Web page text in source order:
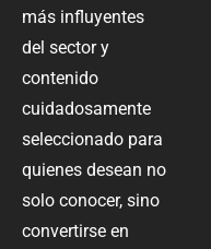
más influyentes
del sector y
contenido
cuidadosamente
seleccionado para
quienes desean no
solo conocer, sino
convertirse en